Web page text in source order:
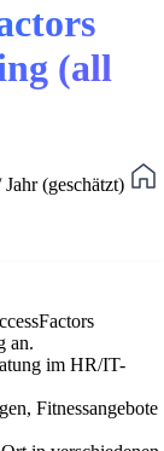
(all
(geschätzt)
an.
im HR/IT-
Fitnessangebote